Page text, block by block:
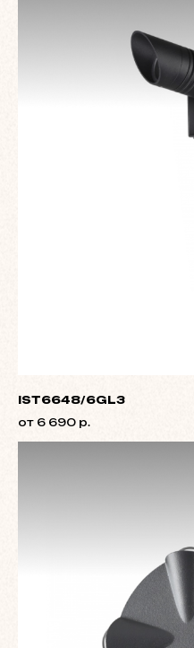
IST6648/6GL3
от 6 690 р.